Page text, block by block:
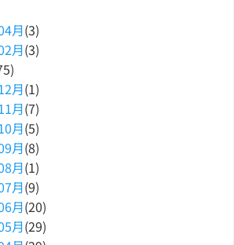
月(3)
月(3)
月(1)
月(7)
月(5)
月(8)
月(1)
月(9)
月(20)
月(29)